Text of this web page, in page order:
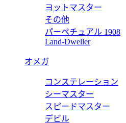
《ブレーズ》 H202892ZH01390
パコム》 H202910ZH01395
ヨットマスター
その他
パーペチュアル 1908
Land-Dweller
オメガ
コンステレーション
シーマスター
スピードマスター
デビル